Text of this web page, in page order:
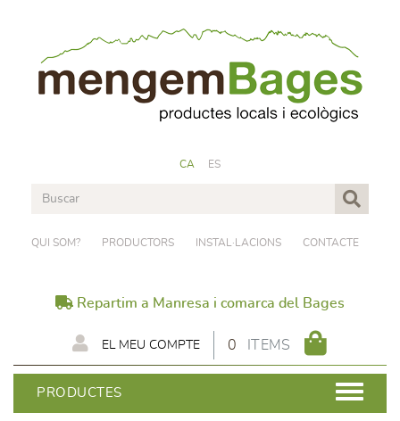
CA ES
QUI SOM? PRODUCTORS INSTAL·LACIONS CONTACTE
Repartim a Manresa i comarca del Bages
0 ITEMS
EL MEU COMPTE
PRODUCTES